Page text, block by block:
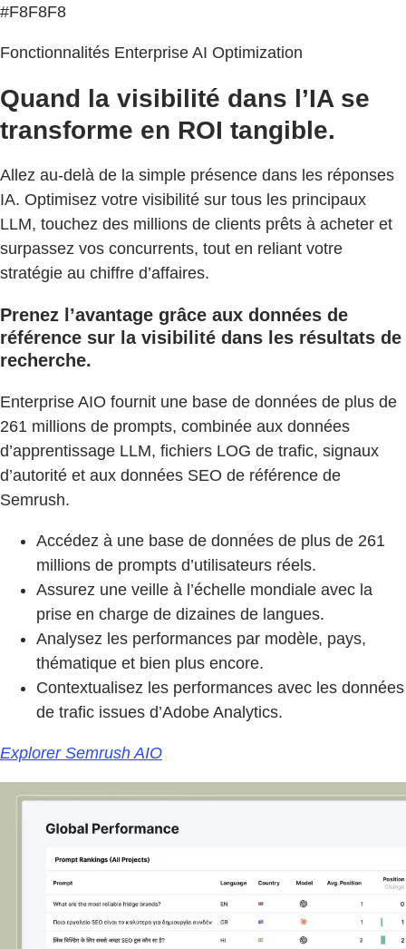
#F8F8F8
Fonctionnalités Enterprise AI Optimization
Quand la visibilité dans l’IA se
transforme en ROI tangible.
Allez au-delà de la simple présence dans les réponses
IA. Optimisez votre visibilité sur tous les principaux
LLM, touchez des millions de clients prêts à acheter et
surpassez vos concurrents, tout en reliant votre
stratégie au chiffre d’affaires.
Prenez l’avantage grâce aux données de
référence sur la visibilité dans les résultats de
recherche.
Enterprise AIO fournit une base de données de plus de
261 millions de prompts, combinée aux données
d’apprentissage LLM, fichiers LOG de trafic, signaux
d’autorité et aux données SEO de référence de
Semrush.
Accédez à une base de données de plus de 261
millions de prompts d’utilisateurs réels.
Assurez une veille à l’échelle mondiale avec la
prise en charge de dizaines de langues.
Analysez les performances par modèle, pays,
thématique et bien plus encore.
Contextualisez les performances avec les données
de trafic issues d’Adobe Analytics.
Explorer Semrush AIO